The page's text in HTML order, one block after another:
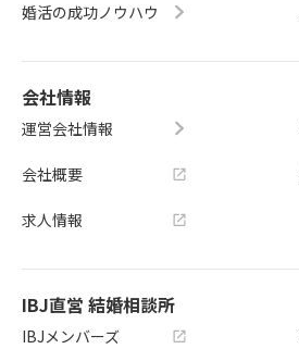
婚活の成功ノウハウ
会社情報
運営会社情報
会社概要
求人情報
IBJ直営 結婚相談所
IBJメンバーズ